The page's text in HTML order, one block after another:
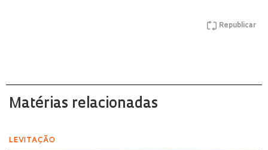
Republicar